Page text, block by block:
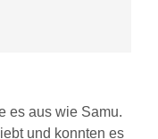
es aus wie Samu.
und konnten es